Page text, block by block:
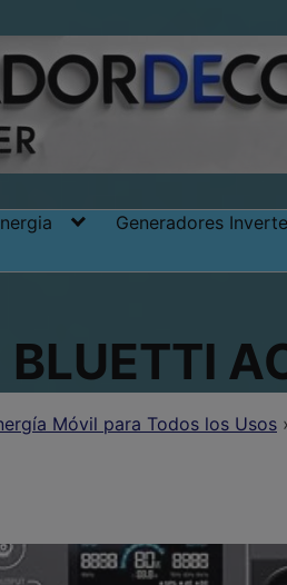
Generadores
Móvil para Todos los Usos